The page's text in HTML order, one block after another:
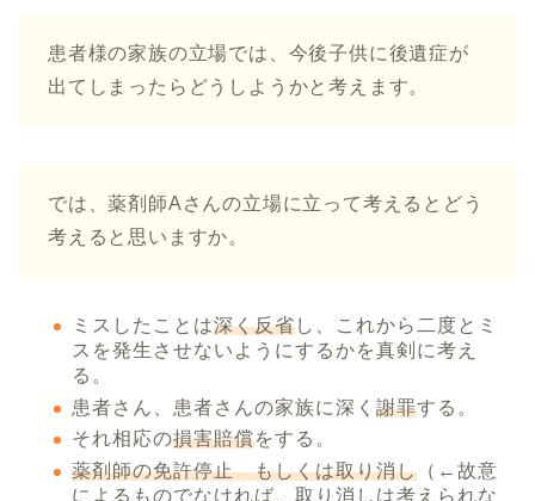
患者様の家族の立場では、今後子供に後遺症が
出てしまったらどうしようかと考えます。
では、薬剤師Aさんの立場に立って考えるとどう
考えると思いますか。
ミスしたことは深く反省し、これから二度とミ
スを発生させないようにするかを真剣に考え
る。
患者さん、患者さんの家族に深く 謝罪する。
それ相応の損害賠償をする。
薬剤師の免許停止 もしくは取り消し （←故意
によるものでなければ、取り消しは考えられな